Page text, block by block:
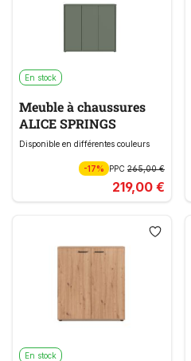
En stock
Meuble à chaussures
ALICE SPRINGS
Disponible en différentes couleurs
-17% PPC 265,00 €
219,00 €
En stock